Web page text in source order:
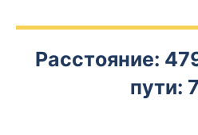
Расстояние:
пути: